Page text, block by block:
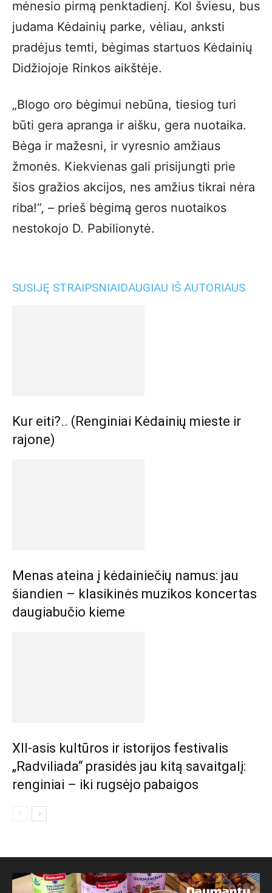
mėnesio pirmą penktadienį. Kol šviesu, bus
judama Kėdainių parke, vėliau, anksti
pradėjus temti, bėgimas startuos Kėdainių
Didžiojoje Rinkos aikštėje.
„Blogo oro bėgimui nebūna, tiesiog turi
būti gera apranga ir aišku, gera nuotaika.
Bėga ir mažesni, ir vyresnio amžiaus
žmonės. Kiekvienas gali prisijungti prie
šios gražios akcijos, nes amžius tikrai nėra
riba!“, – prieš bėgimą geros nuotaikos
nestokojo D. Pabilionytė.
SUSIJĘ STRAIPSNIAIDAUGIAU IŠ AUTORIAUS
Kur eiti?.. (Renginiai Kėdainių mieste ir
rajone)
Menas ateina į kėdainiečių namus: jau
šiandien – klasikinės muzikos koncertas
daugiabučio kieme
XII-asis kultūros ir istorijos festivalis
„Radviliada“ prasidės jau kitą savaitgalį:
renginiai – iki rugsėjo pabaigos